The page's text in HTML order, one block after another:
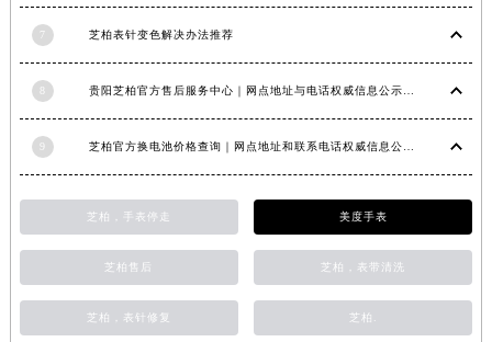
7 芝柏表针变色解决办法推荐
8
9
芝柏，手表停走 美度手表
芝柏售后 芝柏，表带清洗
芝柏，表针修复 芝柏.